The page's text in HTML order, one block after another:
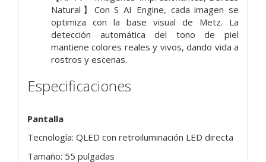
Natural】Con S AI Engine, cada imagen se
optimiza con la base visual de Metz. La
detección automática del tono de piel
mantiene colores reales y vivos, dando vida a
rostros y escenas.
Especificaciones
Pantalla
Tecnología: QLED con retroiluminación LED directa
Tamaño: 55 pulgadas